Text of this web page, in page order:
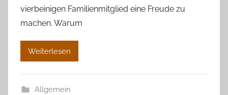
vierbeinigen Familienmitglied eine Freude zu
machen. Warum
Weiterlesen
Allgemein